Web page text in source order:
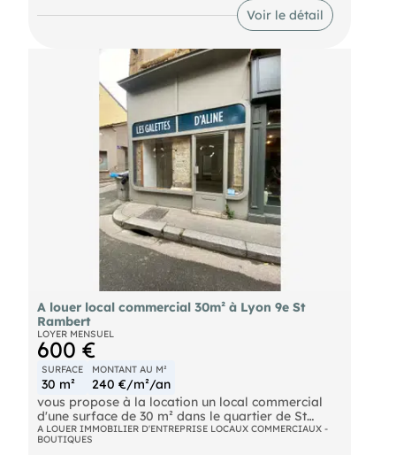
Voir le détail
A louer local commercial 30m² à Lyon 9e St
Rambert
LOYER MENSUEL
600 €
SURFACE
30 m²
MONTANT AU M²
240 €/m²/an
vous propose à la location un local commercial
d'une surface de 30 m² dans le quartier de St
Rambert dans le 9ème arrondissement de Lyon à
proximité immédiate des quais de Saône.
A LOUER IMMOBILIER D'ENTREPRISE LOCAUX COMMERCIAUX -
BOUTIQUES